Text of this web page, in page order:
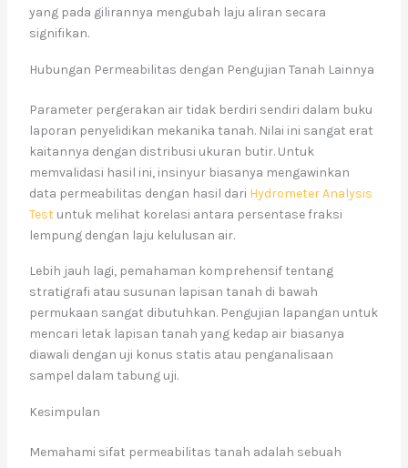
yang pada gilirannya mengubah laju aliran secara
signifikan.
Hubungan Permeabilitas dengan Pengujian Tanah Lainnya
Parameter pergerakan air tidak berdiri sendiri dalam buku
laporan penyelidikan mekanika tanah. Nilai ini sangat erat
kaitannya dengan distribusi ukuran butir. Untuk
memvalidasi hasil ini, insinyur biasanya mengawinkan
data permeabilitas dengan hasil dari Hydrometer Analysis
Testuntuk melihat korelasi antara persentase fraksi
lempung dengan laju kelulusan air.
Lebih jauh lagi, pemahaman komprehensif tentang
stratigrafi atau susunan lapisan tanah di bawah
permukaan sangat dibutuhkan. Pengujian lapangan untuk
mencari letak lapisan tanah yang kedap air biasanya
diawali dengan uji konus statis atau penganalisaan
sampel dalam tabung uji.
Kesimpulan
Memahami sifat permeabilitas tanah adalah sebuah